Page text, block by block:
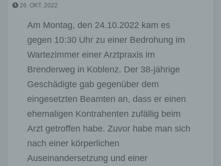
26. OKT. 2022
Am Montag, den 24.10.2022 kam es
gegen 10:30 Uhr zu einer Bedrohung im
Wartezimmer einer Arztpraxis im
Brenderweg in Koblenz. Der 38-jährige
Geschädigte gab gegenüber dem
eingesetzten Beamten an, dass er einen
ehemaligen Kontrahenten zufällig beim
Arzt getroffen habe. Zuvor habe man sich
nach einer körperlichen
Auseinandersetzung und einer